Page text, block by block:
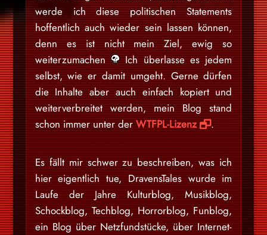
werde ich diese politischen Statements
hoffentlich auch wieder sein lassen können,
denn es ist nicht mein Ziel, ewig so
weiterzumachen
Ich überlasse es jedem
selbst, wie er damit umgeht. Gerne dürfen
die Inhalte aber auch einfach kopiert und
weiterverbreitet werden, mein Blog stand
schon immer unter derWTFPL-Lizenz .
Es fällt mir schwer zu beschreiben, was ich
hier eigentlich tue, DravensTales wurde im
Laufe der Jahre Kulturblog, Musikblog,
Schockblog, Techblog, Horrorblog, Funblog,
ein Blog über Netzfundstücke, über Internet-